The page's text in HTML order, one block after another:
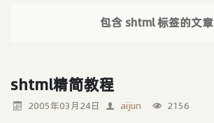
包含 shtml 标签的文章
shtml精简教程
2005年03月24日 aijun 2156